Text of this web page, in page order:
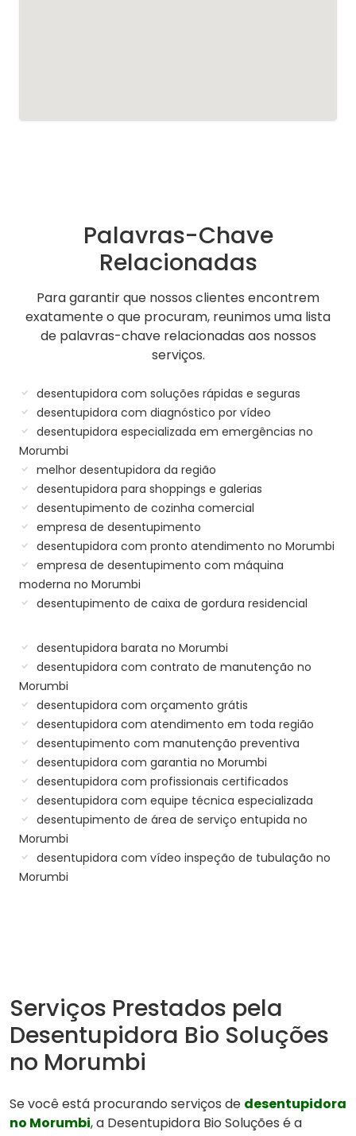
Palavras-Chave
Relacionadas
Para garantir que nossos clientes encontrem
exatamente o que procuram, reunimos uma lista
de palavras-chave relacionadas aos nossos
serviços.
desentupidora com soluções rápidas e seguras
desentupidora com diagnóstico por vídeo
desentupidora especializada em emergências no
Morumbi
melhor desentupidora da região
desentupidora para shoppings e galerias
desentupimento de cozinha comercial
empresa de desentupimento
desentupidora com pronto atendimento no Morumbi
empresa de desentupimento com máquina
moderna no Morumbi
desentupimento de caixa de gordura residencial
desentupidora barata no Morumbi
desentupidora com contrato de manutenção no
Morumbi
desentupidora com orçamento grátis
desentupidora com atendimento em toda região
desentupimento com manutenção preventiva
desentupidora com garantia no Morumbi
desentupidora com profissionais certificados
desentupidora com equipe técnica especializada
desentupimento de área de serviço entupida no
Morumbi
desentupidora com vídeo inspeção de tubulação no
Morumbi
Serviços Prestados pela
Desentupidora Bio Soluções
no Morumbi
Se você está procurando serviços de desentupidora
no Morumbi, a Desentupidora Bio Soluções é a